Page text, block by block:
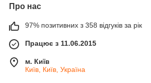
Про нас
97% позитивних з 358 відгуків за рік
Працює з 11.06.2015
м. Київ
Київ, Київ, Україна